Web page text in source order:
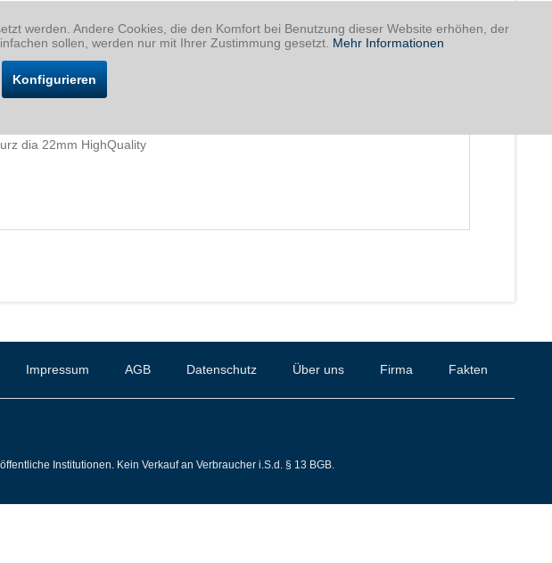
dia 22mm HighQuality
Fakten
Firma
Über uns
Datenschutz
AGB
Impressum
Institutionen. Kein Verkauf an Verbraucher i.S.d. § 13 BGB.
werden. Andere Cookies, die den Komfort bei Benutzung dieser Website erhöhen, der
sollen, werden nur mit Ihrer Zustimmung gesetzt. Mehr Informationen
Konfigurieren